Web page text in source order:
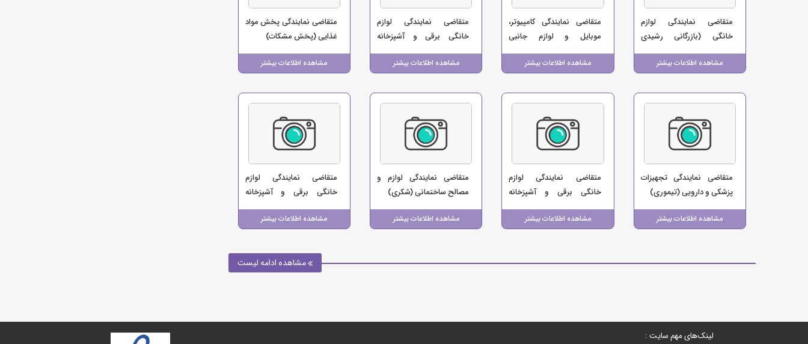
مشاهده اطلاعات بیشتر
متقاضی نمایندگی لوازم
خانگی (بازرگانی رشیدی
دزفول)
مشاهده اطلاعات بیشتر
متقاضی نمایندگی کامپیوتر،
موبایل و لوازم جانبی
(فروشگاه کافه موبایل)
مشاهده اطلاعات بیشتر
متقاضی نمایندگی لوازم
خانگی برقی و آشپزخانه
(منوچهری)
مشاهده اطلاعات بیشتر
متقاضی نمایندگی پخش مواد
غذایی (پخش مشکات)
مشاهده اطلاعات بیشتر
متقاضی نمایندگی تجهیزات
پزشکی و دارویی (تیموری)
مشاهده اطلاعات بیشتر
متقاضی نمایندگی لوازم
خانگی برقی و آشپزخانه
(بازرگانی لوازم خانگی حمزه
ای)
مشاهده اطلاعات بیشتر
متقاضی نمایندگی لوازم و
مصالح ساختمانی (شکری)
مشاهده اطلاعات بیشتر
متقاضی نمایندگی لوازم
خانگی برقی و آشپزخانه
(سلطانی)
مشاهده ادامه لیست
لینک‌های مهم سایت :